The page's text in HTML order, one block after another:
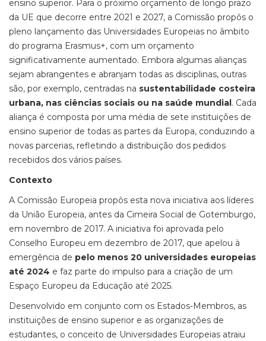
ensino superior. Para o próximo orçamento de longo prazo
da UE que decorre entre 2021 e 2027, a Comissão propôs o
pleno lançamento das Universidades Europeias no âmbito
do programa Erasmus+, com um orçamento
significativamente aumentado. Embora algumas alianças
sejam abrangentes e abranjam todas as disciplinas, outras
são, por exemplo, centradas na sustentabilidade costeira
urbana, nas ciências sociais ou na saúde mundial. Cada
aliança é composta por uma média de sete instituições de
ensino superior de todas as partes da Europa, conduzindo a
novas parcerias, refletindo a distribuição dos pedidos
recebidos dos vários países.
Contexto
A Comissão Europeia propôs esta nova iniciativa aos líderes
da União Europeia, antes da Cimeira Social de Gotemburgo,
em novembro de 2017. A iniciativa foi aprovada pelo
Conselho Europeu em dezembro de 2017, que apelou à
emergência de pelo menos 20 universidades europeias
até 2024 e faz parte do impulso para a criação de um
Espaço Europeu da Educação até 2025.
Desenvolvido em conjunto com os Estados-Membros, as
instituições de ensino superior e as organizações de
estudantes, o conceito de Universidades Europeias atraiu